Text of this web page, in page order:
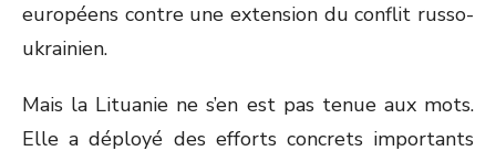
européens contre une extension du conflit russo-
ukrainien.
Mais la Lituanie ne s’en est pas tenue aux mots.
Elle a déployé des efforts concrets importants